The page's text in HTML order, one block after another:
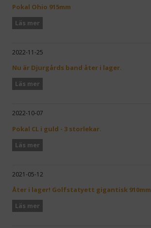
Pokal Ohio 915mm
Läs mer
2022-11-25
Nu är Djurgårds band åter i lager.
Läs mer
2022-10-07
Pokal CL i guld - 3 storlekar.
Läs mer
2021-05-12
Åter i lager! Golfstatyett gigantisk 910mm
Läs mer